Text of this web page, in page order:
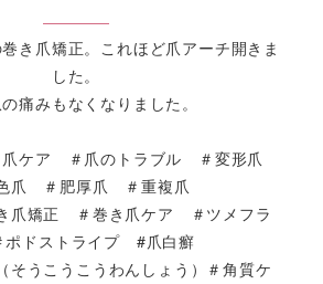
き爪矯正。これほど爪アーチ開きま
した。
痛みもなくなりました。
爪ケア ＃爪のトラブル ＃変形爪
爪 ＃肥厚爪 ＃重複爪
爪矯正 ＃巻き爪ケア ＃ツメフラ
ドストライプ #爪白癬
そうこうこうわんしょう）＃角質ケ